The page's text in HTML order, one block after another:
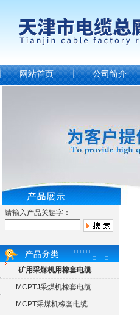
网站首页 公司简介
请输入产品关键字：
矿用采煤机用橡套电缆
MCPTJ采煤机橡套电缆
MCPT采煤机橡套电缆